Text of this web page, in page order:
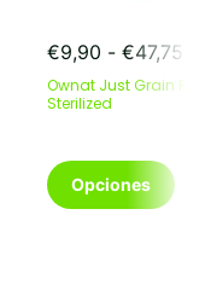
€9,90 - €47,75
Ownat Just Grain
Sterilized
Opciones
Este
producto